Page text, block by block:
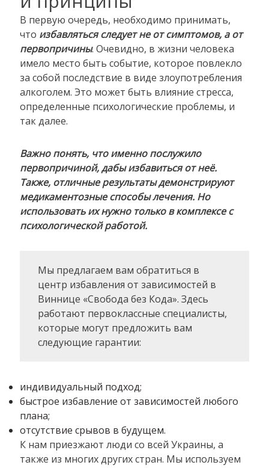
В первую очередь, необходимо принимать,
что избавляться следует не от симптомов, а от
первопричины. Очевидно, в жизни человека
имело место быть событие, которое повлекло
за собой последствие в виде злоупотребления
алкоголем. Это может быть влияние стресса,
определенные психологические проблемы, и
так далее.
Важно понять, что именно послужило
первопричиной, дабы избавиться от неё.
Также, отличные результаты демонстрируют
медикаментозные способы лечения. Но
использовать их нужно только в комплексе с
психологической работой.
Мы предлагаем вам обратиться в
центр избавления от зависимостей в
Виннице «Свобода без Кода». Здесь
работают первоклассные специалисты,
которые могут предложить вам
следующие гарантии:
индивидуальный подход;
быстрое избавление от зависимостей любого
плана;
отсутствие срывов в будущем.
К нам приезжают люди со всей Украины, а
также из многих других стран. Мы используем